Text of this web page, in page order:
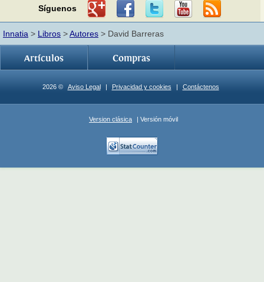
Síguenos
Innatia > Libros >Autores > David Barreras
Artículos Compras
2026 © Aviso Legal | Privacidad y cookies | Contáctenos
Version clásica | Versión móvil